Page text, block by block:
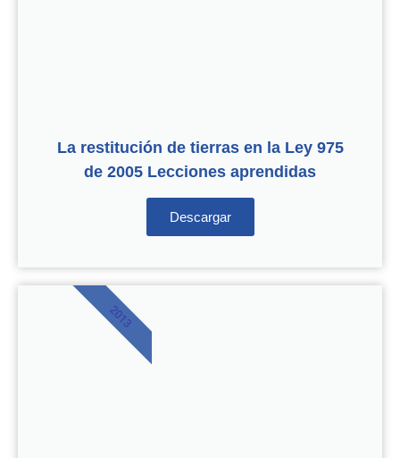
La restitución de tierras en la Ley 975
de 2005 Lecciones aprendidas
Descargar
2013